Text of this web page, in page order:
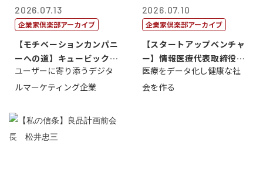
2026.07.13
企業家倶楽部アーカイブ
【モチベーションカンパニ
ーへの道】キュービック代
表取締役CE...
ユーザーに寄り添うデジタ
ルマーケティング企業
2026.07.10
企業家倶楽部アーカイブ
【スタートアップベンチャ
ー】情報医療代表取締役
原 聖吾
医療をデータ化し健康な社
会を作る